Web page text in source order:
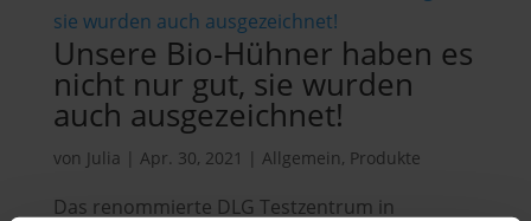
Unsere Bio-Hühner haben es
nicht nur gut, sie wurden
auch ausgezeichnet!
von Julia | Apr. 30, 2021 | Allgemein, Produkte
Das renommierte DLG Testzentrum in